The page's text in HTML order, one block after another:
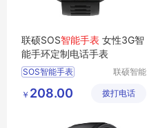
联硕SOS智能手表 女性3G智
能手环定制电话手表
SOS智能手表
4G智能手表
运动手环
联硕智能
有限公司
￥ 208.00 拨打电话